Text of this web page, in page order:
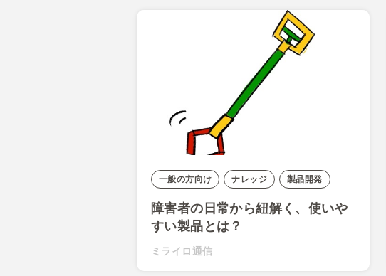
一般の方向け ナレッジ 製品開発
障害者の日常から紐解く、使いや
すい製品とは？
ミライロ通信